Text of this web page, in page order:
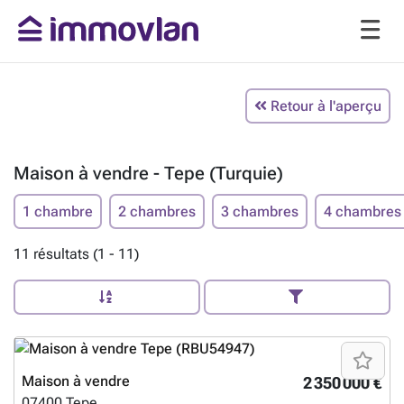
Retour à l'aperçu
Maison à vendre - Tepe (Turquie)
1 chambre 2 chambres 3 chambres 4 chambres
11 résultats (1 - 11)
2 350 000 €
Maison à vendre